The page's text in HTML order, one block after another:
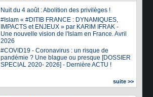
Nuit du 4 août : Abolition des privilèges !
#Islam « #DITIB FRANCE : DYNAMIQUES,
IMPACTS et ENJEUX » par KARIM IFRAK -
Une nouvelle vision de l'Islam en France. Avril
2026
#COVID19 - Coronavirus : un risque de
pandémie ? Une blague ou presque [DOSSIER
SPECIAL 2020- 2026] - Dernière ACTU !
suite >>